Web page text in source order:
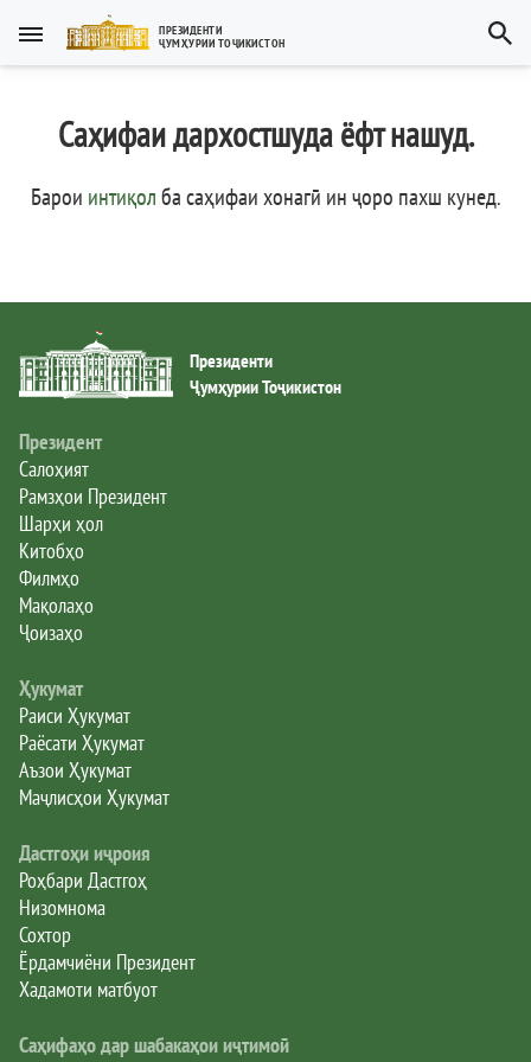
ПРЕЗИДЕНТИ
ҶУМҲУРИИ ТОҶИКИСТОН
Тоҷикӣ
Тоҷикӣ
English
العربية
Тоҷикистон
Рамзҳои давлатӣ
Президент
Ҳукумат
Дастгоҳи иҷроия
Нома ба Президент
Саҳифаи дархостшуда ёфт нашуд.
Барои интиқолба саҳифаи хонагӣ ин ҷоро пахш кунед.
Президенти
Ҷумҳурии Тоҷикистон
Президент
Салоҳият
Рамзҳои Президент
Шарҳи ҳол
Китобҳо
Филмҳо
Мақолаҳо
Ҷоизаҳо
Ҳукумат
Раиси Ҳукумат
Раёсати Ҳукумат
Аъзои Ҳукумат
Маҷлисҳои Ҳукумат
Дастгоҳи иҷроия
Роҳбари Дастгоҳ
Низомнома
Сохтор
Ёрдамчиёни Президент
Хадамоти матбуот
Саҳифаҳо дар шабакаҳои иҷтимоӣ